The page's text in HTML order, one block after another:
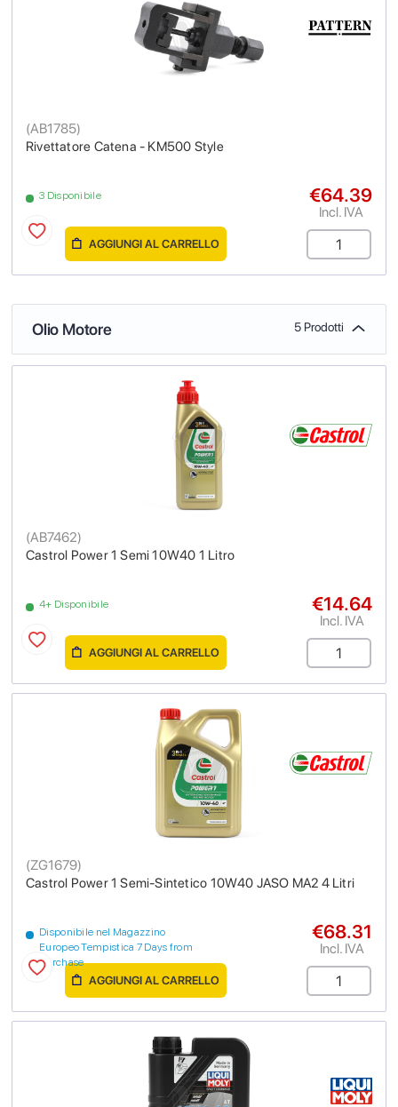
Rivettatore Catena - KM500 Style
(AB1785)
3 Disponibile €64.39
Incl. IVA
AGGIUNGI AL CARRELLO
Olio Motore 5 Prodotti
Castrol Power 1 Semi 10W40 1 Litro
(AB7462)
4+ Disponibile €14.64
Incl. IVA
AGGIUNGI AL CARRELLO
Castrol Power 1 Semi-Sintetico 10W40 JASO MA2 4 Litri
(ZG1679)
Disponibile nel Magazzino
Europeo Tempistica 7 Days from
purchase
€68.31
Incl. IVA
AGGIUNGI AL CARRELLO